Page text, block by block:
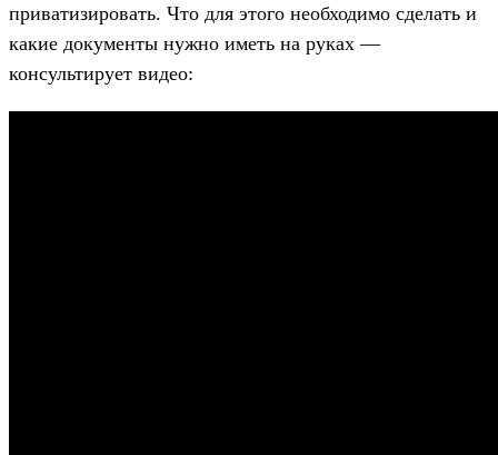
приватизировать. Что для этого необходимо сделать и
какие документы нужно иметь на руках —
консультирует видео: